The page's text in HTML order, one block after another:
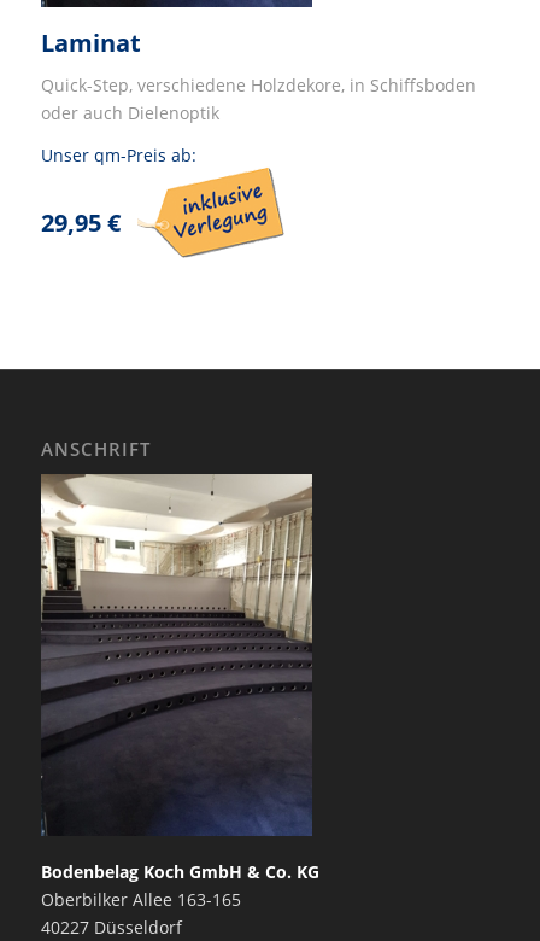
Laminat
Quick-Step, verschiedene Holzdekore, in Schiffsboden
oder auch Dielenoptik
Unser qm-Preis ab:
29,95 €
ANSCHRIFT
Bodenbelag Koch GmbH & Co. KG
Oberbilker Allee 163-165
40227 Düsseldorf